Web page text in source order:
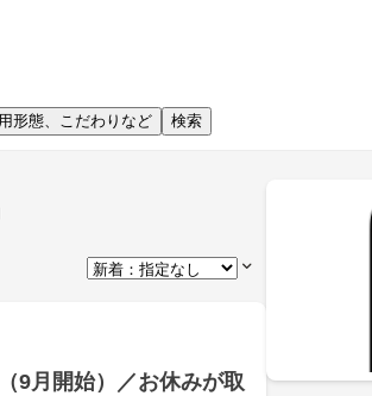
形態、こだわりなど 検索
9月開始）／お休みが取